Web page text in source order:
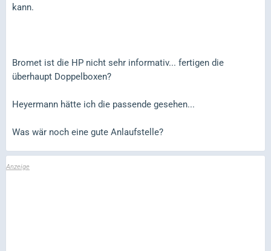
kann.
Bromet ist die HP nicht sehr informativ... fertigen die
überhaupt Doppelboxen?
Heyermann hätte ich die passende gesehen...
Was wär noch eine gute Anlaufstelle?